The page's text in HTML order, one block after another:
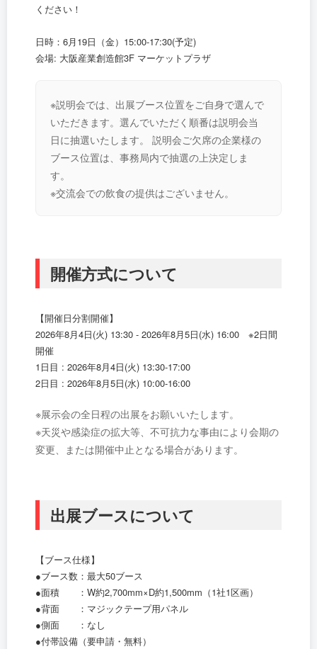
ください！
日時：6月19日（金）15:00-17:30(予定)
会場: 大阪産業創造館3F マーケットプラザ
※説明会では、出展ブース位置をご自身で選んで
いただきます。選んでいただく順番は説明会当
日に抽選いたします。 説明会ご欠席の企業様の
ブース位置は、事務局内で抽選の上決定しま
す。
※交流会での飲食の提供はございません。
開催方式について
【開催日分割開催】
2026年8月4日(火) 13:30 - 2026年8月5日(水) 16:00 ※2日間
開催
1日目 : 2026年8月4日(火) 13:30-17:00
2日目 : 2026年8月5日(水) 10:00-16:00
※展示会の全日程の出展をお願いいたします。
※天災や感染症の拡大等、不可抗力な事由により会期の
変更、または開催中止となる場合があります。
出展ブースについて
【ブース仕様】
●ブース数：最大50ブース
●面積 ：W約2,700mm×D約1,500mm（1社1区画）
●背面 ：マジックテープ用パネル
●側面 ：なし
●付帯設備（要申請・無料）